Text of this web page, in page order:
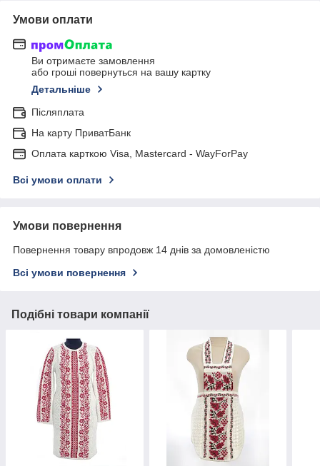
Умови оплати
Ви отримаєте замовлення
або гроші повернуться на вашу картку
Детальніше
Післяплата
На карту ПриватБанк
Оплата карткою Visa, Mastercard - WayForPay
Всі умови оплати
Умови повернення
Повернення товару впродовж 14 днів за домовленістю
Всі умови повернення
Подібні товари компанії